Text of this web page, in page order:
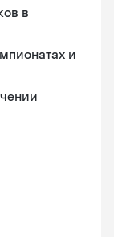
в
и